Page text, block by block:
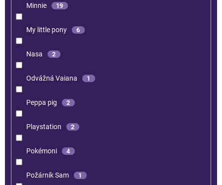
Minnie 19
My little pony 6
Nasa 2
Odvážná Vaiana 1
Peppa pig 2
Playstation 2
Pokémoni 4
Požárník Sam 1